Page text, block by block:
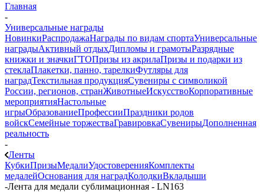
Главная
-
Универсальные награды
НовинкиРаспродажаНаграды по видам спортаУниверсальные
наградыАктивный отдыхДипломы и грамотыРазрядные
книжки и значкиГТОПризы из акрилаПризы и подарки из
стеклаПлакетки, панно, тарелкиФутляры для
наградТекстильная продукцияСувениры с символикой
России, регионов, странЖивотныеИскусствоКорпоративные
мероприятияНастольные
игрыОбразованиеПрофессииПраздники родов
войскСемейные торжестваГравировкаСувенирыДополненная
реальность
-
Ленты
КубкиПризыМедалиУдостоверенияКомплекты
медалейОснования для наградКолодкиВкладыши
-Лента для медали сублимационная - LN163